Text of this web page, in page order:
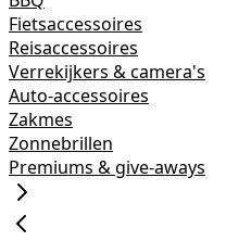
Fietsaccessoires
Reisaccessoires
Verrekijkers & camera's
Auto-accessoires
Zakmes
Zonnebrillen
Premiums & give-aways